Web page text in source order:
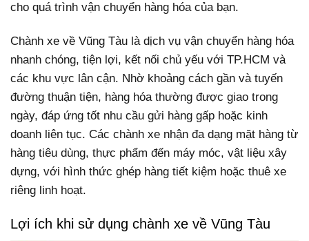
cho quá trình vận chuyển hàng hóa của bạn.
Chành xe về Vũng Tàu là dịch vụ vận chuyển hàng hóa
nhanh chóng, tiện lợi, kết nối chủ yếu với TP.HCM và
các khu vực lân cận. Nhờ khoảng cách gần và tuyến
đường thuận tiện, hàng hóa thường được giao trong
ngày, đáp ứng tốt nhu cầu gửi hàng gấp hoặc kinh
doanh liên tục. Các chành xe nhận đa dạng mặt hàng từ
hàng tiêu dùng, thực phẩm đến máy móc, vật liệu xây
dựng, với hình thức ghép hàng tiết kiệm hoặc thuê xe
riêng linh hoạt.
Lợi ích khi sử dụng chành xe về Vũng Tàu